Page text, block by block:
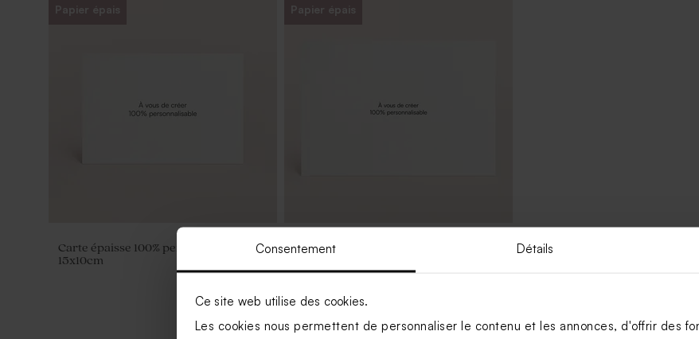
Consentement Détails
Ce site web utilise des cookies.
Les cookies nous permettent de personnaliser le contenu et les annonces, d'offrir des
Papier épais
Carte épaisse 100% personnalisable
15x10cm
Papier épais
Carte épaisse 100% personnalisale